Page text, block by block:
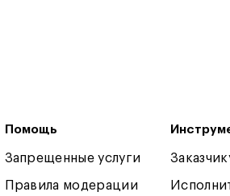
Помощь
Запрещенные услуги
Правила модерации